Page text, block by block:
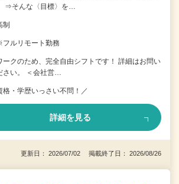
⇒そんな〈目標〉を…
制
ルリモート勤務
ークのため、完全自由シフトです！ 詳細はお問い
さい。 ＜会社営…
格・学歴いっさい不問！／
詳細を見る
更新日： 2026/07/02 掲載終了日： 2026/08/26